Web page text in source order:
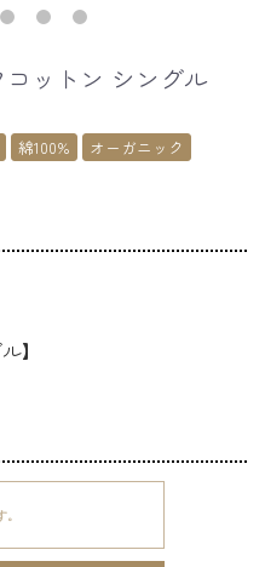
ットン シングル
綿100%
オーガニック
】